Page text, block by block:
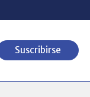
Suscribirse